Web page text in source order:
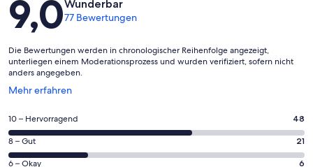
9,0Wunderbar
77 Bewertungen
Die Bewertungen werden in chronologischer Reihenfolge angezeigt,
unterliegen einem Moderationsprozess und wurden verifiziert, sofern nicht
anders angegeben.
Mehr erfahren
Wird
einem
neuen
Fenster
geöffnet
48
von
insgesamt
77
10 – Hervorragend 48
21
von
8 – Gut 21
6 – Okay 6